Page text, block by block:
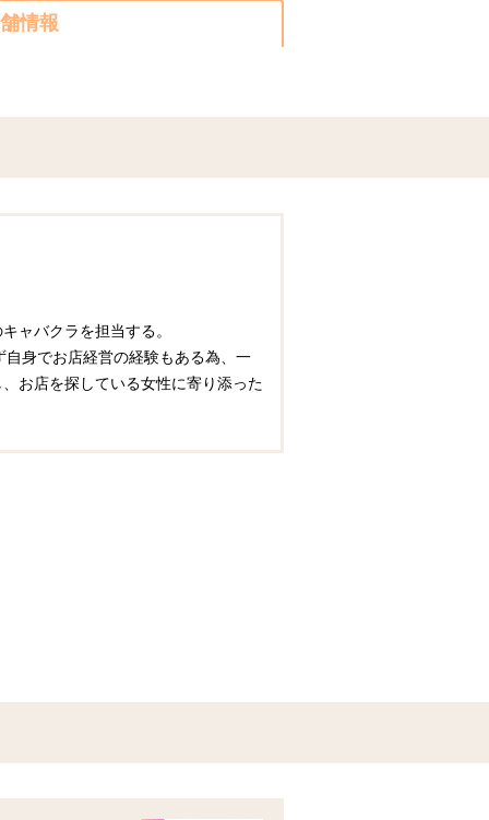
情報
ャバクラを担当する。
身でお店経営の経験もある為、一
お店を探している女性に寄り添った